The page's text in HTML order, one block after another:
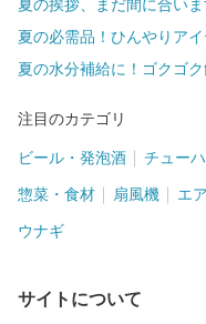
夏の挨拶、まだ間に合いま
夏の必需品！ひんやりア
夏の水分補給に！ゴクゴ
注目のカテゴリ
ビール・発泡酒 チュー
惣菜・食材 扇風機 エ
ウナギ
サイトについて